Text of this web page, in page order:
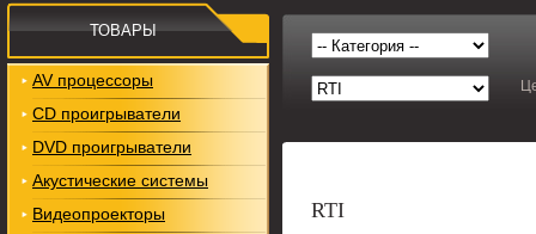
RTI
ТОВАРЫ
AV процессоры
CD проигрыватели
DVD проигрыватели
Акустические системы
Видеопроекторы